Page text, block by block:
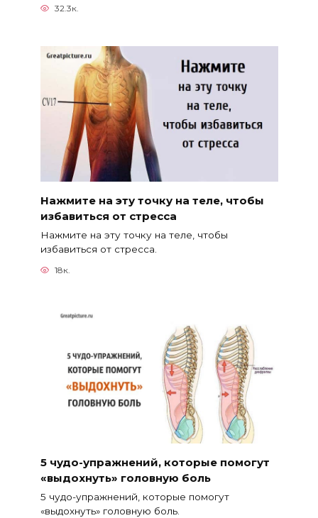
32.3к.
Нажмите на эту точку на теле, чтобы
избавиться от стресса
Нажмите на эту точку на теле, чтобы
избавиться от стресса.
18к.
5 чудо-упражнений, которые помогут
«выдохнуть» головную боль
5 чудо-упражнений, которые помогут
«выдохнуть» головную боль.